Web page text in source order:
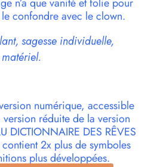
n’a que vanité et folie pour
confondre avec le clown.
sagesse individuelle,
numérique, accessible
réduite de la version
DICTIONNAIRE DES RÊVES
2x plus de symboles
plus développées.